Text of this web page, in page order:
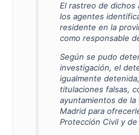
El rastreo de dichos
los agentes
residente en la
como responsable
Según se pudo
investigación, el
igualmente
titulaciones falsas,
ayuntamientos de la
Madrid para
Protección Civil y de